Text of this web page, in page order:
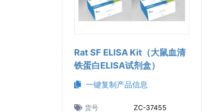
Rat SF ELISA Kit（大鼠血清
铁蛋白ELISA试剂盒）
一键复制产品信息
货号
ZC-37455